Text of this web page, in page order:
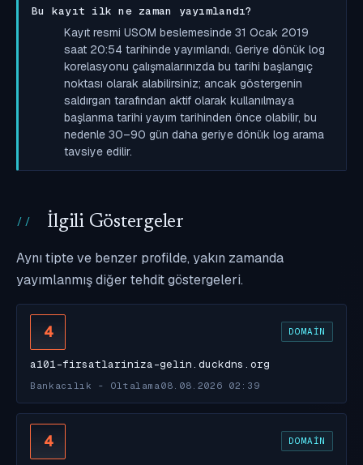
Bu kayıt ilk ne zaman yayımlandı?
Kayıt resmi USOM beslemesinde 31 Ocak 2019
saat 20:54 tarihinde yayımlandı. Geriye dönük log
korelasyonu çalışmalarınızda bu tarihi başlangıç
noktası olarak alabilirsiniz; ancak göstergenin
saldırgan tarafından aktif olarak kullanılmaya
başlanma tarihi yayım tarihinden önce olabilir, bu
nedenle 30–90 gün daha geriye dönük log arama
tavsiye edilir.
İlgili Göstergeler
Aynı tipte ve benzer profilde, yakın zamanda
yayımlanmış diğer tehdit göstergeleri.
4 DOMAIN
a101-firsatlariniza-gelin.duckdns.org
Bankacılık - Oltalama 08.08.2026 02:39
4 DOMAIN